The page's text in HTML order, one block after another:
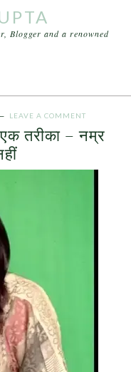
Blogger and a renowned
LEAVE A COMMENT
तरीका – नम्र